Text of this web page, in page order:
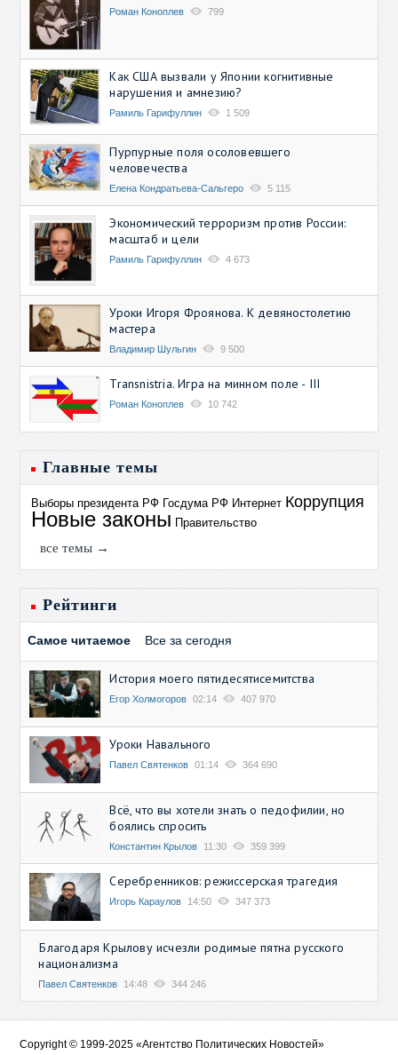
Роман Коноплев 799
Как США вызвали у Японии когнитивные
нарушения и амнезию?
Рамиль Гарифуллин 1 509
Пурпурные поля осоловевшего
человечества
Елена Кондратьева-Сальгеро 5 115
Экономический терроризм против России:
масштаб и цели
Рамиль Гарифуллин 4 673
Уроки Игоря Фроянова. К девяностолетию
мастера
Владимир Шульгин 9 500
Transnistria. Игра на минном поле - III
Роман Коноплев 10 742
Главные темы
Выборы президента РФ Госдума РФ Интернет Коррупция
Новые законы Правительство
все темы →
Рейтинги
Самое читаемое Все за сегодня
История моего пятидесятисемитства
Егор Холмогоров 02:14 407 970
Уроки Навального
Павел Святенков 01:14 364 690
Всё, что вы хотели знать о педофилии, но
боялись спросить
Константин Крылов 11:30 359 399
Серебренников: режиссерская трагедия
Игорь Караулов 14:50 347 373
Благодаря Крылову исчезли родимые пятна русского
национализма
Павел Святенков 14:48 344 246
Copyright © 1999-2025 «Агентство Политических Новостей»